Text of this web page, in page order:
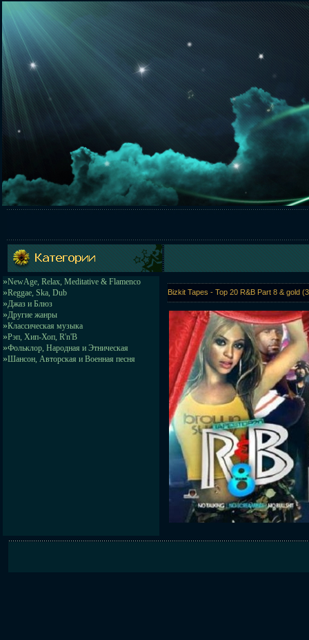
»NewAge, Relax, Meditative & Flamenco
»Reggae, Ska, Dub
»Джаз и Блюз
»Другие жанры
»Классическая музыка
»Рэп, Хип-Хоп, R'n'B
»Фольклор, Народная и Этническая
»Шансон, Авторская и Военная песня
Bizkit Tapes - Top 20 R&B Part 8 & gold